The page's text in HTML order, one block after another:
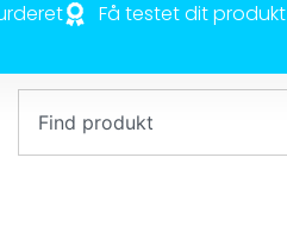
Få testet dit produkt